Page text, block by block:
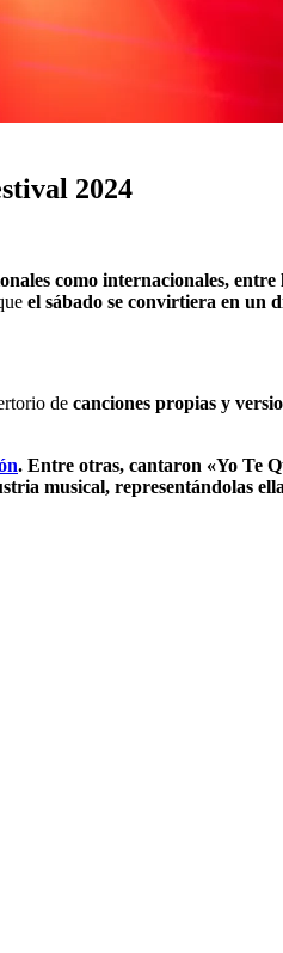
2024
como internacionales,
el sábado se convirtiera en un
de canciones propias y
. Entre otras, cantaron «Yo Te
musical, representándolas